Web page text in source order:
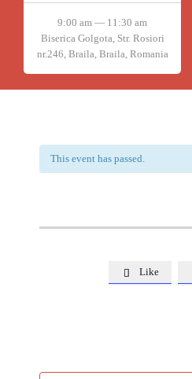
9:00 am — 11:30 am
Biserica Golgota, Str. Rosiori
nr.246, Braila, Braila, Romania
This event has passed.
 Like